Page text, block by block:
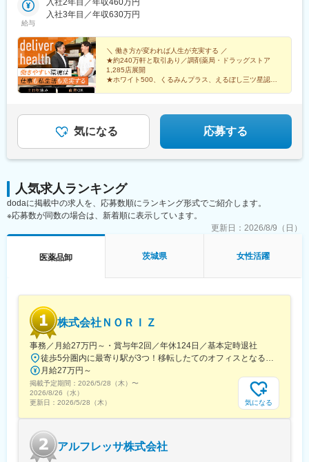
◎圧倒的な製品力により、未経験からでも成果が出しやすい環境
です。直近のインセンティブ平均は55万円と、頑張りがダイレク
◎外資系企業ならではの風通しの良い社風もあり、意見やアイデ
ィアを発信しやすい環境です。
■インセンティブ：
月間売上100万円を超えた分の5％
品を提供し、50以上の販売代理店ネットワークを構築していま
す。世界的に認知される“Selleck”ブランドの高品質試薬を武器
に、日本市場でのシェア拡大をミッションとし、専門性の高い研
究領域を支える役割を担っています。
広島／島根／岡山／山口／徳島／愛媛／香川■九州・沖縄福岡／大
分／宮崎／鹿児島／熊本／長崎／沖縄＜オンライン面接実施中＞
岡県静岡県島田市道悦3-14-2三島営業所：静岡県田方郡函南町肥
田字南中道476中津川営業所：岐阜県中津川市中津川字大西667-1
田辺営業所：和歌山県田辺市三栖字三反田130-5京都北営業所：京
都府京都市北区上賀茂向縄手町16滑川営業所：富山県滑川市柳原
字宮ノ東41-29※詳細は「会社概要」欄HPから
鹿島神宮駅、大宝駅、土浦駅、後台駅、黒磯駅、上今市駅、渋川
駅、太田駅(群馬県)、大森台駅、青堀駅、南与野駅、武蔵高萩駅、
駅、砺波駅、片原町駅(富山県)、速星駅、春江駅、水落駅、しんざ
駅、上越妙高駅、信州中野駅、附属中学前駅、切石駅、岩村田
駅、西上田駅、酒折駅、禾生駅、富士駅、古庄駅、半田駅、荒子
川公園駅、妙興寺駅、六軒駅(三重県)、霞ケ浦駅、光善寺駅、平野
駅(地下鉄)、久米田駅、ケーブル八幡宮山上駅、田村駅、唐崎駅、
出雲市駅、高野駅、西富井駅、周防下郷駅、櫛ケ浜駅、府中駅(徳
島県)、北久米駅、北宇和島駅、伏石駅、下曽根駅、高城駅、杵築
給与
入社2年目／年収460万円
入社3年目／年収630万円
＼ 働き方が変われば人生が充実する ／
★約240万軒と取引あり／調剤薬局・ドラッグストア
1,285店展開
★ホワイト500、くるみんプラス、えるぼし三ツ星認定
気になる 応募する
人気求人ランキング
dodaに掲載中の求人を、応募数順にランキング形式でご紹介します。
※応募数が同数の場合は、新着順に表示しています。
更新日： 2026/8/9（日）
医薬品卸 茨城県 女性活躍
株式会社ＮＯＲＩＺ
事務／月給27万円～・賞与年2回／年休124日／基本定時退社
徒歩5分圏内に最寄り駅が3つ！移転したてのオフィスとなるため、新しくキレイなオフィスで働けます！★転勤なし東京都中央区銀座6-13-16 ヒューリック銀座ウォールビル3階新富町から徒歩3分※受動喫煙対策：屋内禁煙
月給27万円～
掲載予定期間： 2026/5/28（木） 〜
2026/8/26（水）
更新日： 2026/5/28（木） 気になる
アルフレッサ株式会社